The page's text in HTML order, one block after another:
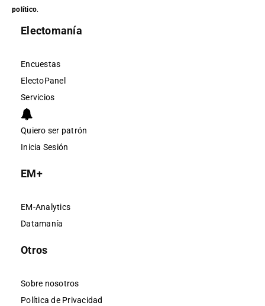
político.
Electomanía
Encuestas
ElectoPanel
Servicios
Quiero ser patrón
Inicia Sesión
EM+
EM-Analytics
Datamanía
Otros
Sobre nosotros
Política de Privacidad